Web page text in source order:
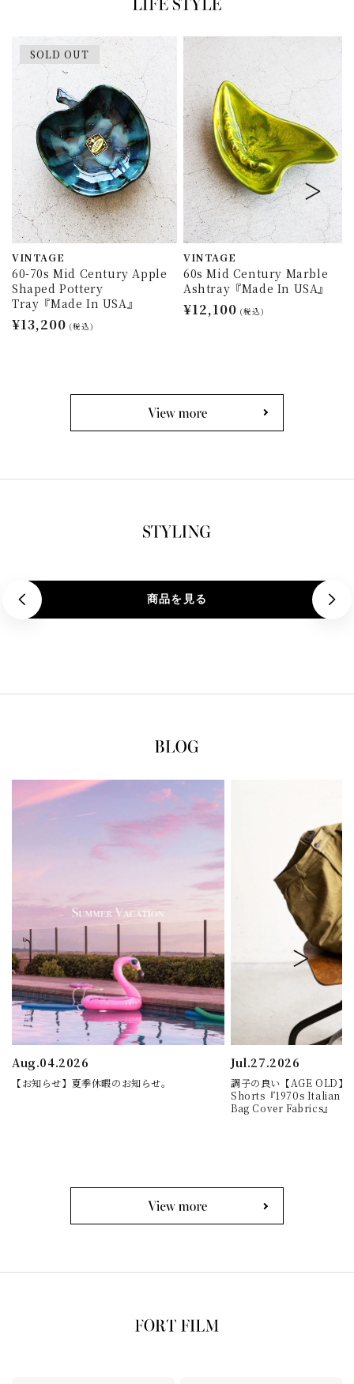
SOLD OUT
VINTAGE
60-70s Mid Century Apple
Shaped Pottery
Tray『Made In USA』
通
¥13,200 (税込)
VINTAGE
60s Mid Century Marble
Ashtray『Made In USA』
通
¥12,100 (税込)
商品を見る
Aug.04.2026
【お知らせ】夏季休暇のお知らせ。
Jul.27.2026
調子の良い【AGE OLD
Shorts『1970s Italian
Bag Cover Fabrics』